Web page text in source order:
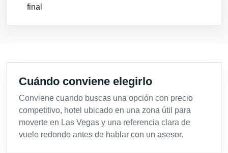
final
Cuándo conviene elegirlo
Conviene cuando buscas una opción con precio
competitivo, hotel ubicado en una zona útil para
moverte en Las Vegas y una referencia clara de
vuelo redondo antes de hablar con un asesor.